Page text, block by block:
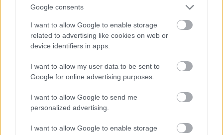
Google consents
I want to allow Google to enable storage
related to advertising like cookies on web or
device identifiers in apps.
I want to allow my user data to be sent to
Google for online advertising purposes.
I want to allow Google to send me
personalized advertising.
I want to allow Google to enable storage
ή παύει» περιγράφει στο 2045.gr o κ. Πάνιας.
Ήταν, κοντολογίς, η στιγμή της
συνειδητοποίησης ότι η πολιτική της
εξάρτησής μας από τις εισαγωγές πρώτων υλών
στράφηκε εναντίον μας» , καταλήγει.
Όμως ήταν και η αρχή της συνειδητοποίησης
μιας απειλής πιο σκληρής και πιο επικίνδυνης για
την Ευρώπη, που μόλις την τελευταία διετία
αρχίσαμε να αντιλαμβανόμαστε: της